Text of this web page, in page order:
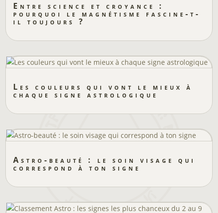
Entre science et croyance :
pourquoi le magnétisme fascine-t-
il toujours ?
Les couleurs qui vont le mieux à
chaque signe astrologique
Astro-beauté : le soin visage qui
correspond à ton signe